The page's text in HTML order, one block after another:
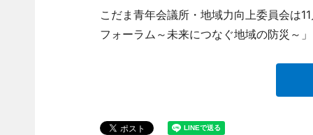
こだま青年会議所・地域力向上委員会は
フォーラム～未来につなぐ地域の防災～